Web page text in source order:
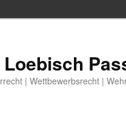
| Wettbewerbsrecht |